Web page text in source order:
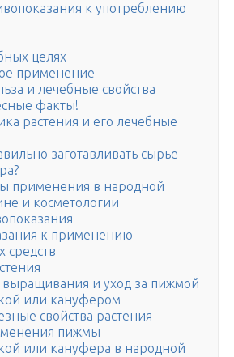
к употреблению
целях
применение
и лечебные свойства
факты!
растения и его лечебные
заготавливать сырье
применения в народной
и косметологии
к применению
средств
выращивания и уход за пижмой
или кануфером
свойства растения
пижмы
или кануфера в народной